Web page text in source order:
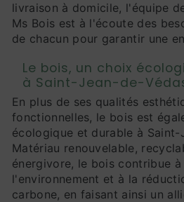
livraison à domicile, l'équipe
Ms Bois est à l'écoute des
de chacun pour garantir une
Le bois, un choix
à Saint-Jean-de-
En plus de ses qualités
fonctionnelles, le bois est
écologique et durable à Saint-
Matériau renouvelable,
énergivore, le bois contribue
l'environnement et à la
carbone, en faisant ainsi un